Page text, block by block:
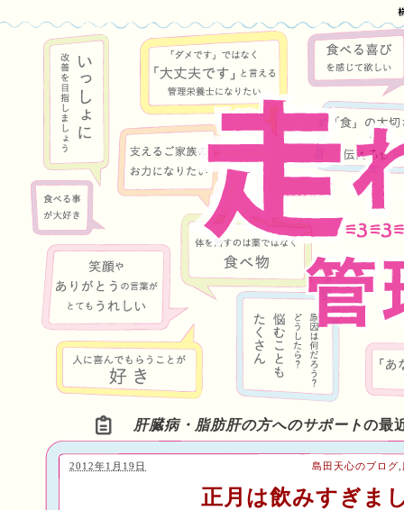
肝臓病・脂肪肝の方へのサポートの最
正月は飲みすぎま
2012年1月19日 島田天心のブログ